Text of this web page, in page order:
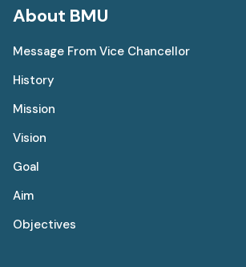
About BMU
Message From Vice Chancellor
History
Mission
Vision
Goal
Aim
Objectives